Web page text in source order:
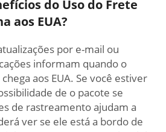
do Uso do Frete
aos EUA?
por e-mail ou
informam quando o
aos EUA. Se você estiver
de o pacote se
de rastreamento ajudam a
ver se ele está a bordo de